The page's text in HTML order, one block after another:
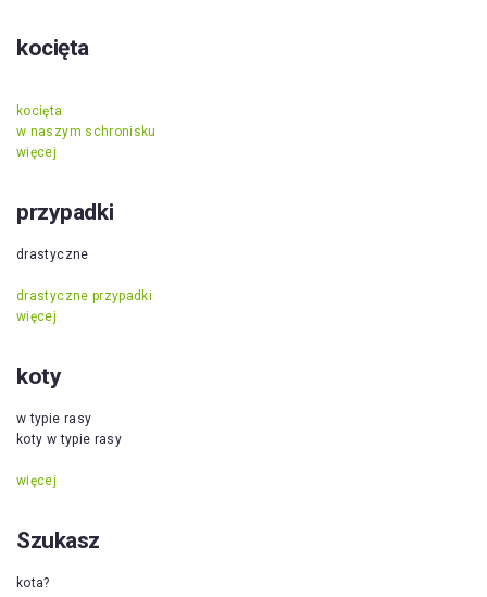
kocięta
kocięta
w naszym schronisku
więcej
przypadki
drastyczne
drastyczne przypadki
więcej
koty
w typie rasy
koty w typie rasy
więcej
Szukasz
kota?